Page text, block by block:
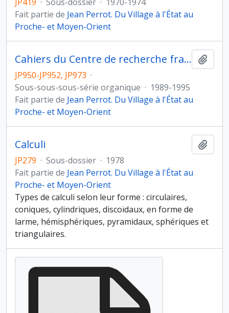
Fait partie de Jean Perrot. Du Village à l'État au
Proche- et Moyen-Orient
Cahiers du Centre de recherche français à Jérusalem
JP950-JP952, JP973 ·
Sous-sous-sous-série organique · 1989-1995
Fait partie de Jean Perrot. Du Village à l'État au
Proche- et Moyen-Orient
Calculi
JP279 · Sous-dossier · 1978
Fait partie de Jean Perrot. Du Village à l'État au
Proche- et Moyen-Orient
Types de calculi selon leur forme : circulaires,
coniques, cylindriques, discoïdaux, en forme de
larme, hémisphériques, pyramidaux, sphériques et
triangulaires.